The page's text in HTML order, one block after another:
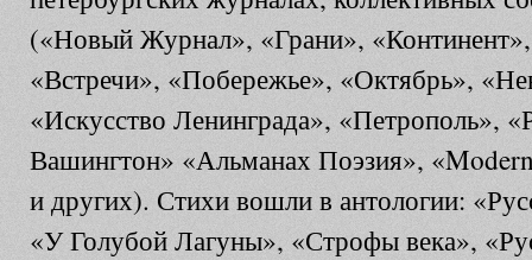
(«Новый Журнал», «Грани»,
«Встречи», «Побережье», «Октябрь»,
«Искусство Ленинграда», «Петрополь»,
Вашингтон» «Альманах Поэзия»,
и других). Стихи вошли в антологии:
«У Голубой Лагуны», «Строфы века»,